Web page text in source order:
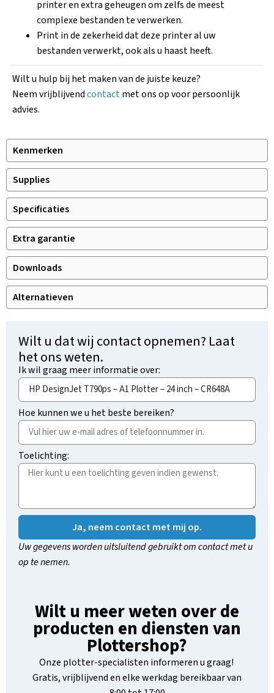
Kenmerken
Supplies
Specificaties
Extra garantie
Downloads
Alternatieven
printer en extra geheugen om zelfs de meest
complexe bestanden te verwerken.
Print in de zekerheid dat deze printer al uw
bestanden verwerkt, ook als u haast heeft.
Wilt u hulp bij het maken van de juiste keuze?
Neem vrijblijvendcontactmet ons op voor persoonlijk
advies.
Wilt u meer weten over de
producten en diensten van
Plottershop?
Onze plotter-specialisten informeren u graag!
Gratis, vrijblijvend en elke werkdag bereikbaar van
Wilt u dat wij contact opnemen? Laat
het ons weten.
Ik wil graag meer informatie over:
Hoe kunnen we u het beste bereiken?
Toelichting:
Ja, neem contact met mij op.
Uw gegevens worden uitsluitend gebruikt om contact met u
op te nemen.